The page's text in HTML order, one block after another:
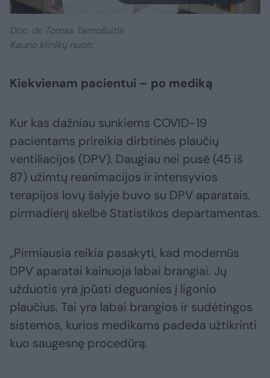
Doc. dr. Tomas Tamošuitis
Kauno klinikų nuotr.
Kiekvienam pacientui – po mediką
Kur kas dažniau sunkiems COVID-19
pacientams prireikia dirbtinės plaučių
ventiliacijos (DPV). Daugiau nei pusė (45 iš
87) užimtų reanimacijos ir intensyvios
terapijos lovų šalyje buvo su DPV aparatais,
pirmadienį skelbė Statistikos departamentas.
„Pirmiausia reikia pasakyti, kad modernūs
DPV aparatai kainuoja labai brangiai. Jų
užduotis yra įpūsti deguonies į ligonio
plaučius. Tai yra labai brangios ir sudėtingos
sistemos, kurios medikams padeda užtikrinti
kuo saugesnę procedūrą.